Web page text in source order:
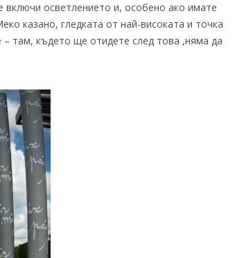
включи осветлението и, особено ако имате
казано, гледката от най-високата и точка
– там, където ще отидете след това ,няма да